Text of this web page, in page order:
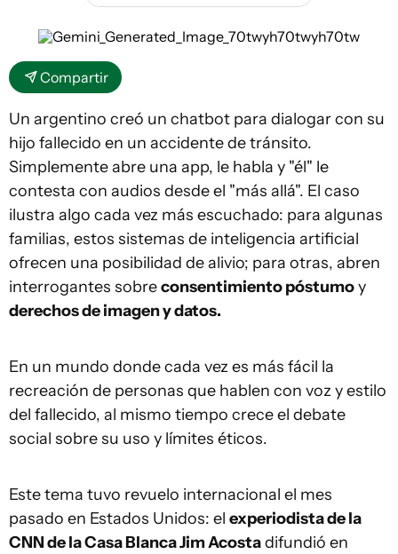
Compartir
Un argentino creó un chatbot para dialogar con su
hijo fallecido en un accidente de tránsito.
Simplemente abre una app, le habla y "él" le
contesta con audios desde el "más allá". El caso
ilustra algo cada vez más escuchado: para algunas
familias, estos sistemas de inteligencia artificial
ofrecen una posibilidad de alivio; para otras, abren
interrogantes sobreconsentimiento póstumoy
derechos de imagen y datos.
En un mundo donde cada vez es más fácil la
recreación de personas que hablen con voz y estilo
del fallecido, al mismo tiempo crece el debate
social sobre su uso y límites éticos.
Este tema tuvo revuelo internacional el mes
pasado en Estados Unidos: el experiodista de la
CNN de la Casa Blanca Jim Acostadifundió en